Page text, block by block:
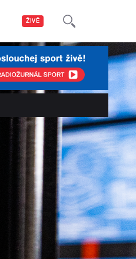
ŽIVĚ